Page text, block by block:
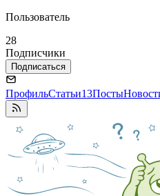
Пользователь
28
Подписчики
Подписаться
ПрофильСтатьи13Посты